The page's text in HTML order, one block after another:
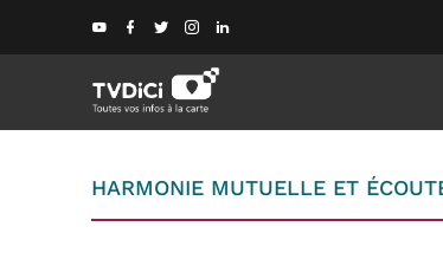
HARMONIE MUTUELLE ET